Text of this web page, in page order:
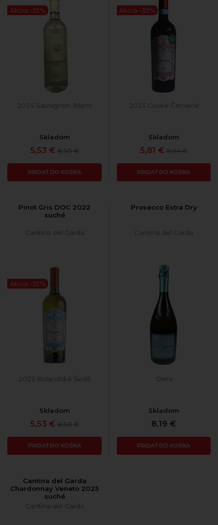
Akcia -35%
2024 Sauvignon Blanc
Skladom
5,53 € 8,50 €
PRIDAŤ DO KOŠÍKA
Akcia -35%
2023 Cuvée Červené
Skladom
5,81 € 8,94 €
PRIDAŤ DO KOŠÍKA
Pinot Gris DOC 2022
suché
Cantina del Garda
Akcia -35%
2022 Rulandské Šedé
Skladom
5,53 € 8,50 €
PRIDAŤ DO KOŠÍKA
Prosecco Extra Dry
Cantina del Garda
Glera
Skladom
8,19 €
PRIDAŤ DO KOŠÍKA
Cantina del Garda
Chardonnay Veneto 2025
suché
Cantina del Garda